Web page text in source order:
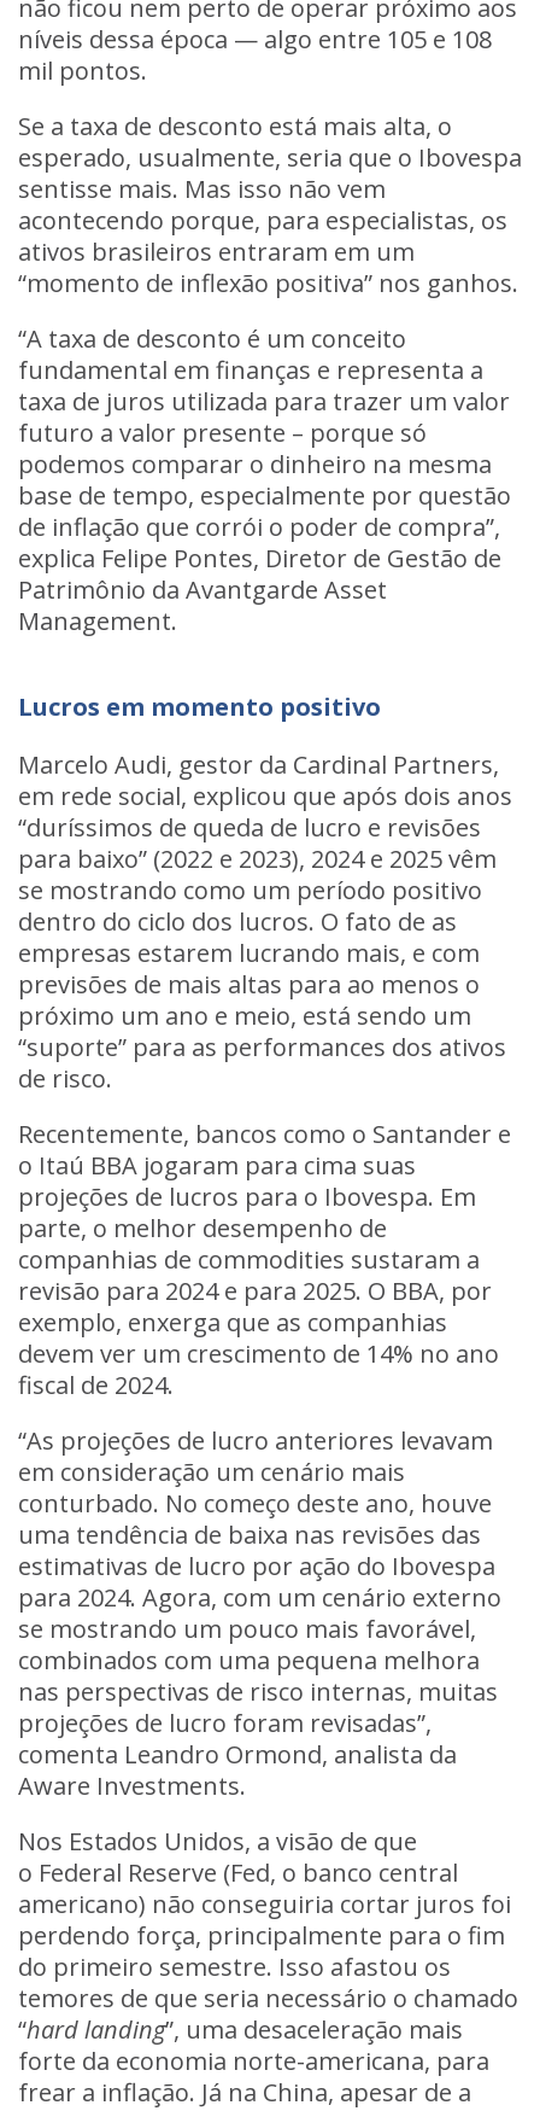
não ficou nem perto de operar próximo aos
níveis dessa época — algo entre 105 e 108
mil pontos.
Se a taxa de desconto está mais alta, o
esperado, usualmente, seria que o Ibovespa
sentisse mais. Mas isso não vem
acontecendo porque, para especialistas, os
ativos brasileiros entraram em um
“momento de inflexão positiva” nos ganhos.
“A taxa de desconto é um conceito
fundamental em finanças e representa a
taxa de juros utilizada para trazer um valor
futuro a valor presente – porque só
podemos comparar o dinheiro na mesma
base de tempo, especialmente por questão
de inflação que corrói o poder de compra”,
explica Felipe Pontes, Diretor de Gestão de
Patrimônio da Avantgarde Asset
Management.
Lucros em momento positivo
Marcelo Audi, gestor da Cardinal Partners,
em rede social, explicou que após dois anos
“duríssimos de queda de lucro e revisões
para baixo” (2022 e 2023), 2024 e 2025 vêm
se mostrando como um período positivo
dentro do ciclo dos lucros. O fato de as
empresas estarem lucrando mais, e com
previsões de mais altas para ao menos o
próximo um ano e meio, está sendo um
“suporte” para as performances dos ativos
de risco.
Recentemente, bancos como o Santander e
o Itaú BBA jogaram para cima suas
projeções de lucros para o Ibovespa. Em
parte, o melhor desempenho de
companhias de commodities sustaram a
revisão para 2024 e para 2025. O BBA, por
exemplo, enxerga que as companhias
devem ver um crescimento de 14% no ano
fiscal de 2024.
“As projeções de lucro anteriores levavam
em consideração um cenário mais
conturbado. No começo deste ano, houve
uma tendência de baixa nas revisões das
estimativas de lucro por ação do Ibovespa
para 2024. Agora, com um cenário externo
se mostrando um pouco mais favorável,
combinados com uma pequena melhora
nas perspectivas de risco internas, muitas
projeções de lucro foram revisadas”,
comenta Leandro Ormond, analista da
Aware Investments.
Nos Estados Unidos, a visão de que
o Federal Reserve (Fed, o banco central
americano) não conseguiria cortar juros foi
perdendo força, principalmente para o fim
do primeiro semestre. Isso afastou os
temores de que seria necessário o chamado
“hard landing”, uma desaceleração mais
forte da economia norte-americana, para
frear a inflação. Já na China, apesar de a